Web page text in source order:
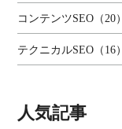
人気記事
コンテンツSEO（20）
テクニカルSEO（16）